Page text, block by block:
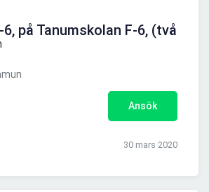
6, på Tanumskolan F-6, (två
Ansök
30 mars 2020